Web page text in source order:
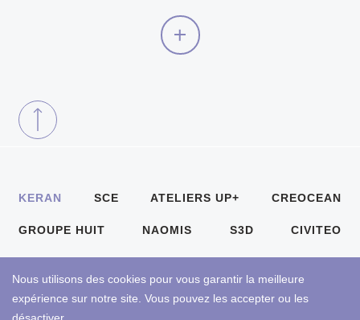
Nous utilisons des cookies pour vous garantir la meilleure
expérience sur notre site. Vous pouvez les accepter ou les
KERAN SCE ATELIERS UP+ CREOCEAN
GROUPE HUIT NAOMIS S3D CIVITEO
Mentions légales Contactez-nous